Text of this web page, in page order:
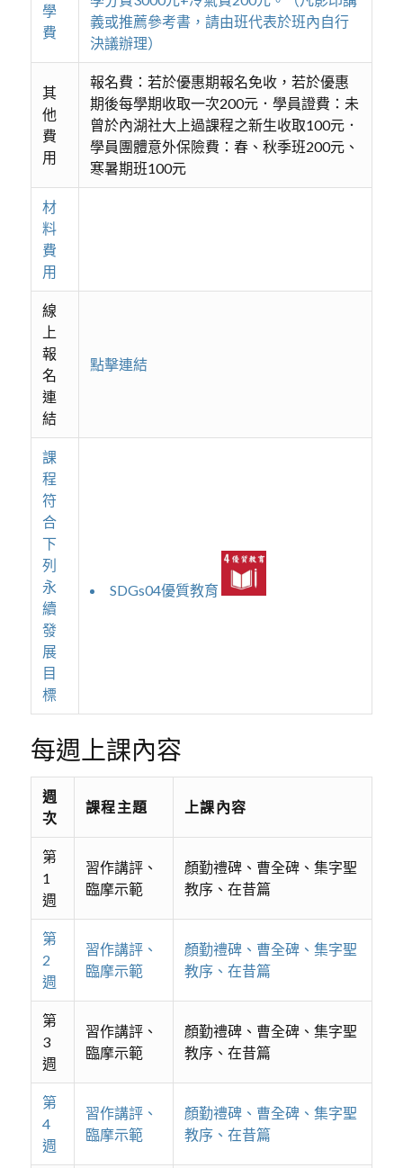
學
費
義或推薦參考書，請由班代表於班內自行
決議辦理）
其
他
費
用
報名費：若於優惠期報名免收，若於優惠
期後每學期收取一次200元．學員證費：未
曾於內湖社大上過課程之新生收取100元．
學員團體意外保險費：春、秋季班200元、
寒暑期班100元
材
料
費
用
線
上
報
名
連
結
點擊連結
課
程
符
合
下
列
永
續
發
展
目
標
SDGs04優質教育
每週上課內容
週
次
課程主題 上課內容
第
1
週
習作講評、
臨摩示範
顏勤禮碑、曹全碑、集字聖
教序、在昔篇
第
2
週
習作講評、
臨摩示範
顏勤禮碑、曹全碑、集字聖
教序、在昔篇
第
3
週
習作講評、
臨摩示範
顏勤禮碑、曹全碑、集字聖
教序、在昔篇
第
4
週
習作講評、
臨摩示範
顏勤禮碑、曹全碑、集字聖
教序、在昔篇